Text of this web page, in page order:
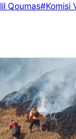
Qoumas#Komisi